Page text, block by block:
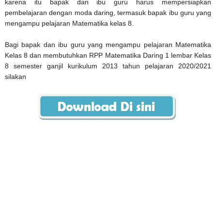
karena itu bapak dan ibu guru harus mempersiapkan
pembelajaran dengan moda daring, termasuk bapak ibu guru yang
mengampu pelajaran Matematika kelas 8.
Bagi bapak dan ibu guru yang mengampu pelajaran Matematika
Kelas 8 dan membutuhkan RPP Matematika Daring 1 lembar Kelas
8 semester ganjil kurikulum 2013 tahun pelajaran 2020/2021
silakan